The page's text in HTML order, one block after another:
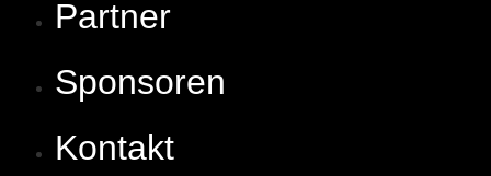
Partner
Sponsoren
Kontakt